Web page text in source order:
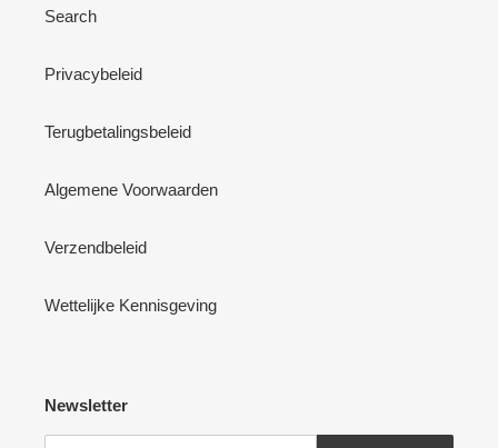
Search
Privacybeleid
Terugbetalingsbeleid
Algemene Voorwaarden
Verzendbeleid
Wettelijke Kennisgeving
Newsletter